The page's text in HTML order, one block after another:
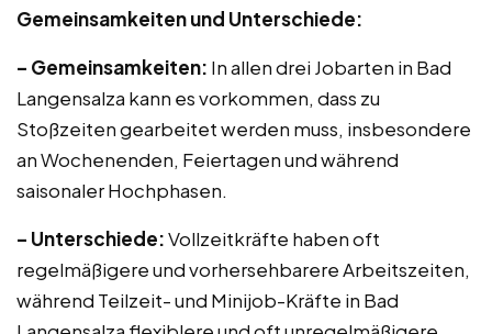
Gemeinsamkeiten und Unterschiede:
– Gemeinsamkeiten: In allen drei Jobarten in Bad
Langensalza kann es vorkommen, dass zu
Stoßzeiten gearbeitet werden muss, insbesondere
an Wochenenden, Feiertagen und während
saisonaler Hochphasen.
– Unterschiede:Vollzeitkräfte haben oft
regelmäßigere und vorhersehbarere Arbeitszeiten,
während Teilzeit- und Minijob-Kräfte in Bad